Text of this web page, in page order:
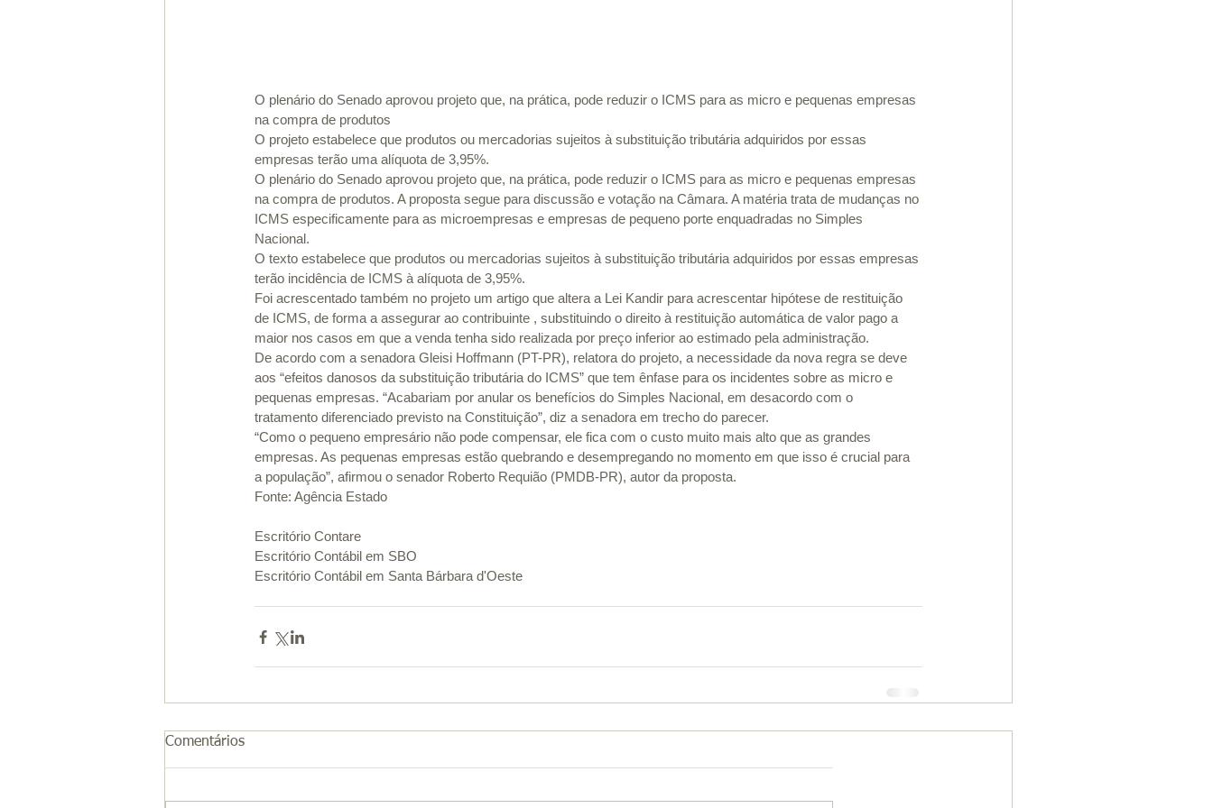
O plenário do Senado aprovou projeto que, na prática, pode reduzir o ICMS para as micro e pequenas empresas
na compra de produtos
O projeto estabelece que produtos ou mercadorias sujeitos à substituição tributária adquiridos por essas
empresas terão uma alíquota de 3,95%.
O plenário do Senado aprovou projeto que, na prática, pode reduzir o ICMS para as micro e pequenas empresas
na compra de produtos. A proposta segue para discussão e votação na Câmara. A matéria trata de mudanças no
ICMS especificamente para as microempresas e empresas de pequeno porte enquadradas no Simples
Nacional.
O texto estabelece que produtos ou mercadorias sujeitos à substituição tributária adquiridos por essas empresas
terão incidência de ICMS à alíquota de 3,95%.
Foi acrescentado também no projeto um artigo que altera a Lei Kandir para acrescentar hipótese de restituição
de ICMS, de forma a assegurar ao contribuinte , substituindo o direito à restituição automática de valor pago a
maior nos casos em que a venda tenha sido realizada por preço inferior ao estimado pela administração.
De acordo com a senadora Gleisi Hoffmann (PT-PR), relatora do projeto, a necessidade da nova regra se deve
aos “efeitos danosos da substituição tributária do ICMS” que tem ênfase para os incidentes sobre as micro e
pequenas empresas. “Acabariam por anular os benefícios do Simples Nacional, em desacordo com o
tratamento diferenciado previsto na Constituição”, diz a senadora em trecho do parecer.
“Como o pequeno empresário não pode compensar, ele fica com o custo muito mais alto que as grandes
empresas. As pequenas empresas estão quebrando e desempregando no momento em que isso é crucial para
a população”, afirmou o senador Roberto Requião (PMDB-PR), autor da proposta.
Fonte: Agência Estado
Escritório Contare
Escritório Contábil em SBO
Escritório Contábil em Santa Bárbara d'Oeste
Comentários